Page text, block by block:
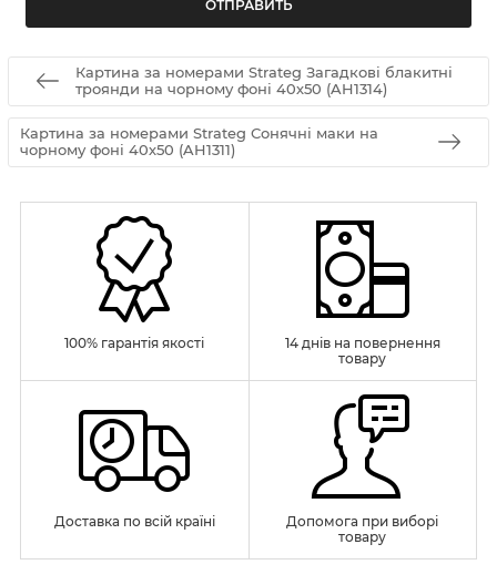
Картина за номерами Strateg Загадкові блакитні
троянди на чорному фоні 40х50 (AH1314)
Картина за номерами Strateg Сонячні маки на
чорному фоні 40х50 (AH1311)
100% гарантія якості
14 днів на повернення
товару
Доставка по всій країні
Допомога при виборі
товару